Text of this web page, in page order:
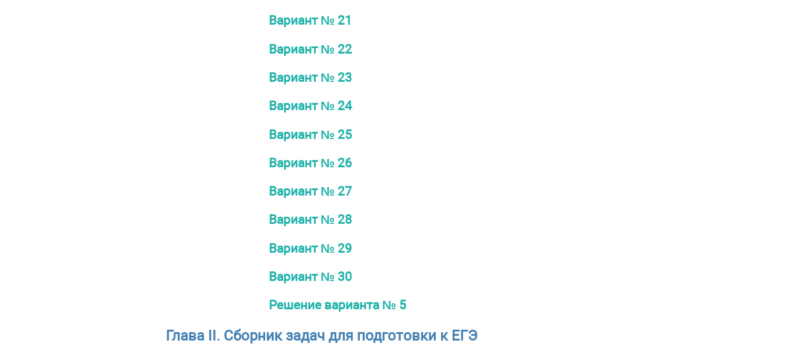
Вариант № 21
Вариант № 22
Вариант № 23
Вариант № 24
Вариант № 25
Вариант № 26
Вариант № 27
Вариант № 28
Вариант № 29
Вариант № 30
Решение варианта № 5
Глава II. Сборник задач для подготовки к ЕГЭ